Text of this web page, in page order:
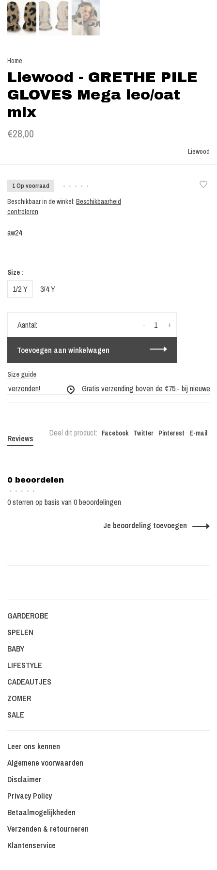
Home
Liewood - GRETHE PILE
GLOVES Mega leo/oat
mix
€28,00
Liewood
1 Op voorraad • • • • •
Beschikbaar in de winkel: Beschikbaarheid
controleren
aw24
Size :
1/2 Y 3/4 Y
Aantal: +
-
Toevoegen aan winkelwagen
Size guide
Gratis verzending boven de €75,- bij nieuwe
Deel dit product: Facebook Twitter Pinterest E-mail
Reviews
0 beoordelen
• • • • •
0 sterren op basis van 0 beoordelingen
Je beoordeling toevoegen
GARDEROBE
SPELEN
BABY
LIFESTYLE
CADEAUTJES
ZOMER
SALE
Leer ons kennen
Algemene voorwaarden
Disclaimer
Privacy Policy
Betaalmogelijkheden
Verzenden & retourneren
Klantenservice